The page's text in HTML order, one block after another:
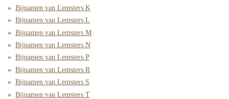
Bijnamen van Lemsters K
Bijnamen van Lemsters L
Bijnamen van Lemsters M
Bijnamen van Lemsters N
Bijnamen van Lemsters P
Bijnamen van Lemsters R
Bijnamen van Lemsters S
Bijnamen van Lemsters T